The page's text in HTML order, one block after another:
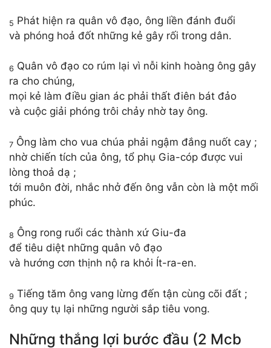
5 Phát hiện ra quân vô đạo, ông liền đánh đuổi
và phóng hoả đốt những kẻ gây rối trong dân.
6 Quân vô đạo co rúm lại vì nỗi kinh hoàng ông gây
ra cho chúng,
mọi kẻ làm điều gian ác phải thất điên bát đảo
và cuộc giải phóng trôi chảy nhờ tay ông.
7 Ông làm cho vua chúa phải ngậm đắng nuốt cay ;
nhờ chiến tích của ông, tổ phụ Gia-cóp được vui
lòng thoả dạ ;
tới muôn đời, nhắc nhở đến ông vẫn còn là một mối
phúc.
8 Ông rong ruổi các thành xứ Giu-đa
để tiêu diệt những quân vô đạo
và hướng cơn thịnh nộ ra khỏi Ít-ra-en.
9 Tiếng tăm ông vang lừng đến tận cùng cõi đất ;
ông quy tụ lại những người sắp tiêu vong.
Những thắng lợi bước đầu (2 Mcb